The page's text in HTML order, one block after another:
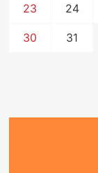
23 24
30 31